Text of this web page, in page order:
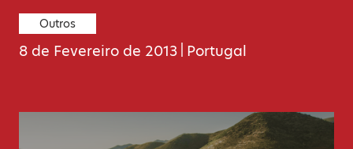
Outros
8 de Fevereiro de 2013 Portugal